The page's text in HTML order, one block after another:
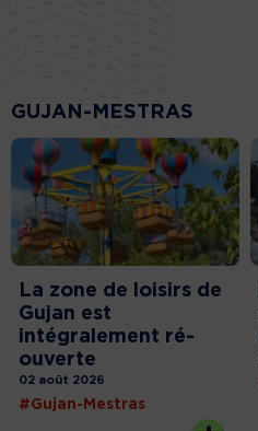
GUJAN-MESTRAS
La zone de loisirs de
Gujan est
intégralement ré-
ouverte
02 août 2026
#Gujan-Mestras